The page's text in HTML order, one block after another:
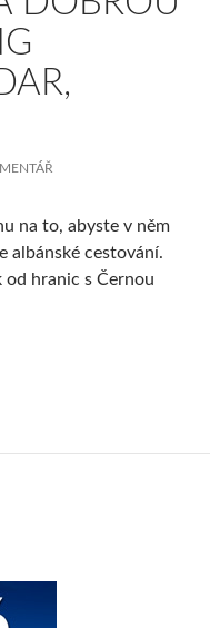
na to, abyste v něm
albánské cestování.
od hranic s Černou
za dobrou cenu –